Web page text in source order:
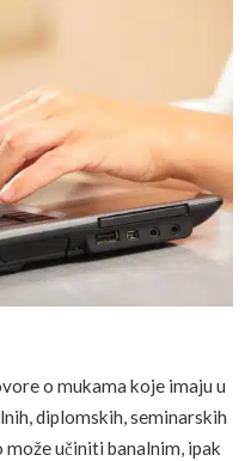
o mu­ka­ma ko­je ima­ju u
di­plom­skih, se­mi­nar­skih
učini­ti ba­nal­nim, ipak